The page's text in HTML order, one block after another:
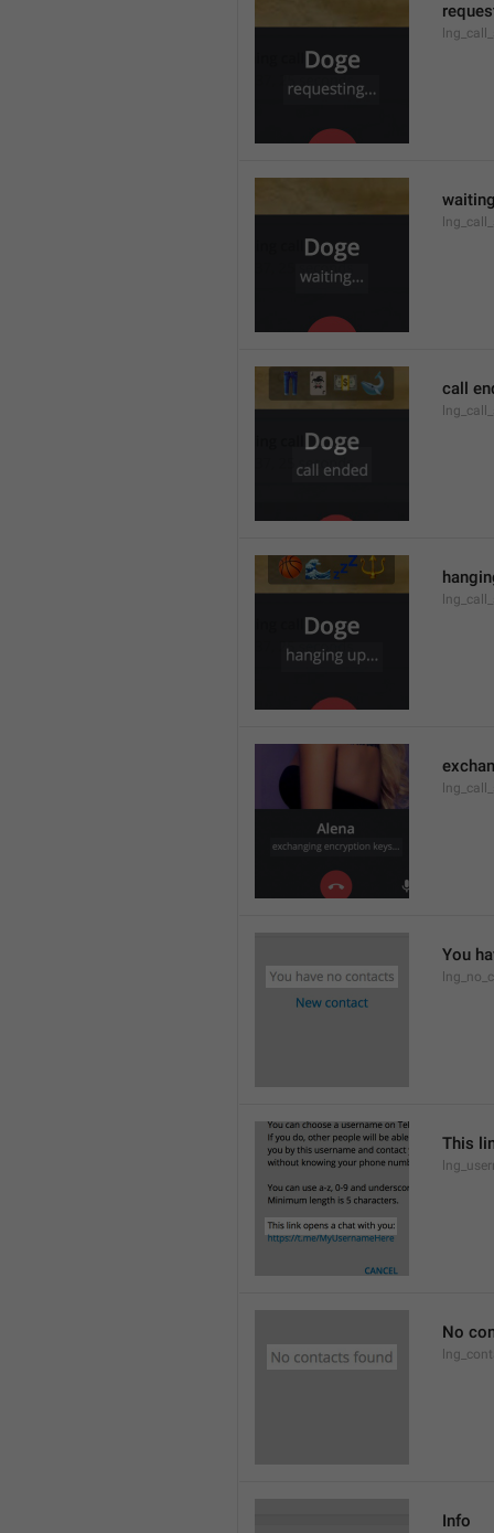
call
You
This
No
Info